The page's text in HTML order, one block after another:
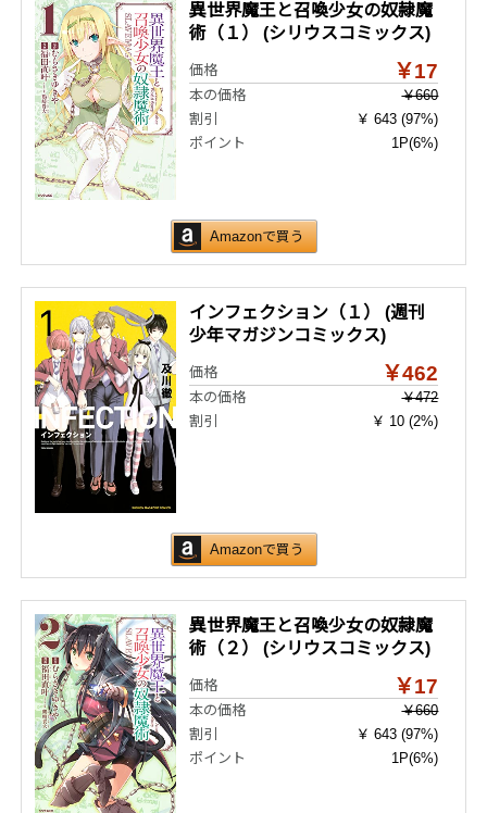
異世界魔王と召喚少女の奴隷魔
術（１） (シリウスコミックス)
価格 ￥17
本の価格
￥660
割引
￥ 643 (97%)
ポイント
1P(6%)
Amazonで買う
インフェクション（１） (週刊
少年マガジンコミックス)
価格 ￥462
本の価格
￥472
割引
￥ 10 (2%)
Amazonで買う
異世界魔王と召喚少女の奴隷魔
術（２） (シリウスコミックス)
価格 ￥17
本の価格
￥660
割引
￥ 643 (97%)
ポイント
1P(6%)